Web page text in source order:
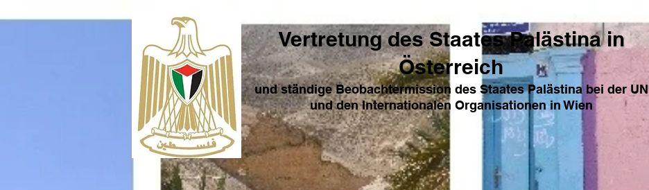
Vertretung des Staates Palästina in
Österreich
und ständige Beobachtermission des Staates Palästina bei der UN
und den Internationalen Organisationen in Wien